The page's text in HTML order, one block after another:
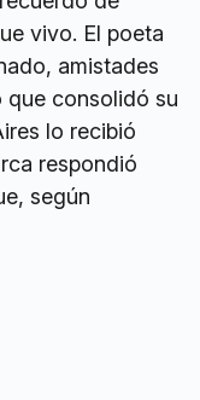
vivo. El poeta
amistades
que consolidó su
lo recibió
respondió
según